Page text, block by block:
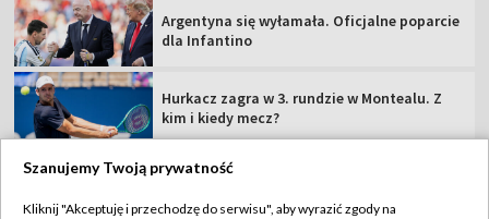
Argentyna się wyłamała. Oficjalne poparcie
dla Infantino
Hurkacz zagra w 3. rundzie w Montealu. Z
kim i kiedy mecz?
Szanujemy Twoją prywatność
Kliknij "Akceptuję i przechodzę do serwisu", aby wyrazić zgody na